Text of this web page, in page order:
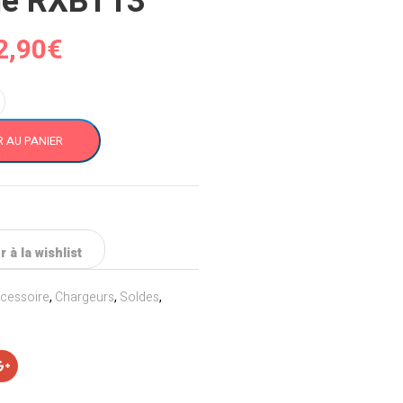
:
€
actuel
est :
12,90€.
AU PANIER
à la wishlist
, Chargeurs, Soldes,